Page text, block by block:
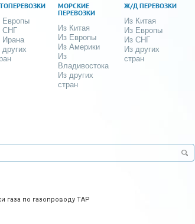
Европы
СНГ
Ирана
других
МОРСКИЕ
ПЕРЕВОЗКИ
Из Китая
Из Европы
Из Америки
Из
Владивостока
Из других
стран
Ж/Д ПЕРЕВОЗКИ
Из Китая
Из Европы
Из СНГ
Из других
стран
по газопроводу TAP